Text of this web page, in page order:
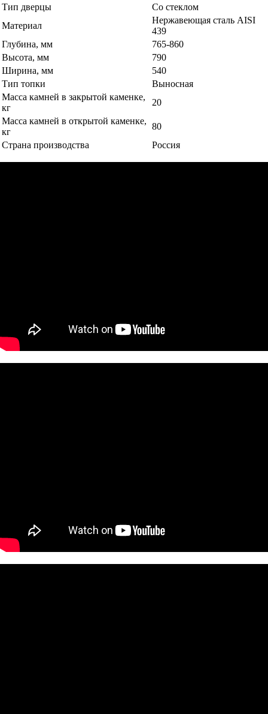
Тип дверцы
Со стеклом
Материал
Нержавеющая сталь AISI
439
Глубина, мм
765-860
Высота, мм
790
Ширина, мм
540
Тип топки
Выносная
Масса камней в закрытой каменке,
кг
20
Масса камней в открытой каменке,
кг
80
Страна производства
Россия